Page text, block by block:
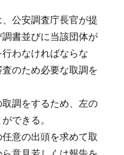
公安調査庁長官が提
書並びに当該団体が
わなければならな
のため必要な取調を
取調をするため、左の
できる。
意の出頭を求めて取